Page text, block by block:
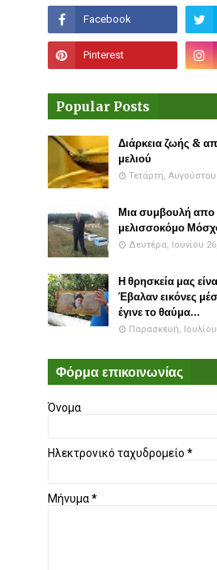
Popular Posts
Διάρκεια ζωής &
μελιού
Τετάρτη, Αυγούστου
Μια συμβουλή απο
μελισσοκόμο
Δευτέρα, Ιουνίου
Η θρησκεία μας
Έβαλαν εικόνες
έγινε το θαύμα...
Παρασκευή,
Φόρμα επικοινωνίας
Όνομα
Ηλεκτρονικό ταχυδρομείο *
Μήνυμα*